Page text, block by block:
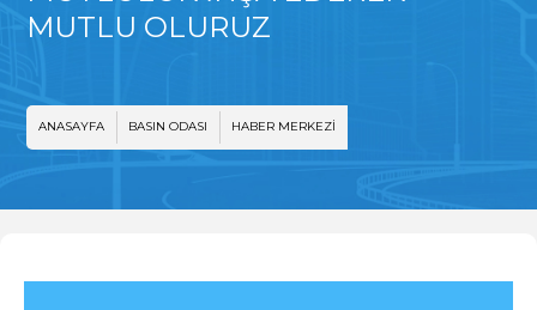
MUTLU OLURUZ
ANASAYFA BASIN ODASI HABER MERKEZI